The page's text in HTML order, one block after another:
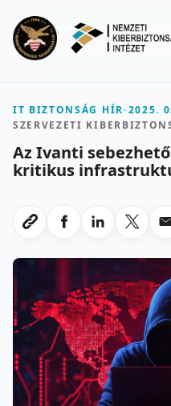
IT BIZTONSÁG HÍR-2025.
SZERVEZETI
Az Ivanti
kritikus
Link masolasa
MegosztasMegosztas